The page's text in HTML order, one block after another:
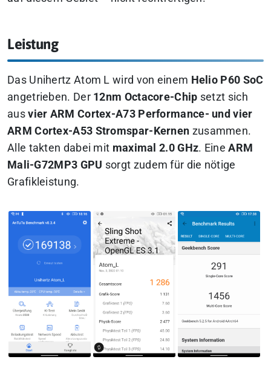
Leistung
Das Unihertz Atom L wird von einem Helio P60 SoC
angetrieben. Der 12nm Octacore-Chip setzt sich
ausvier ARM Cortex-A73 Performance- und vier
ARM Cortex-A53 Stromspar-Kernen zusammen.
Alle takten dabei mit maximal 2.0 GHz. EineARM
Mali-G72MP3 GPU sorgt zudem für die nötige
Grafikleistung.